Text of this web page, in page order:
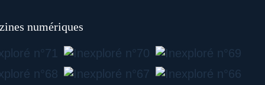
numériques